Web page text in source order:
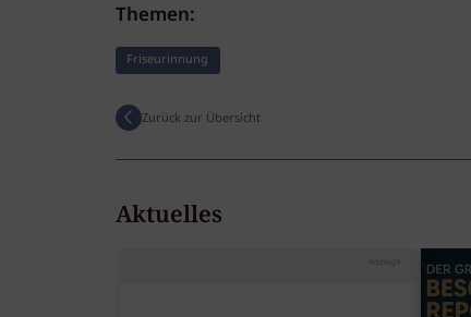
Themen:
Friseurinnung
Zurück zur Übersicht
Aktuelles
Anzeige